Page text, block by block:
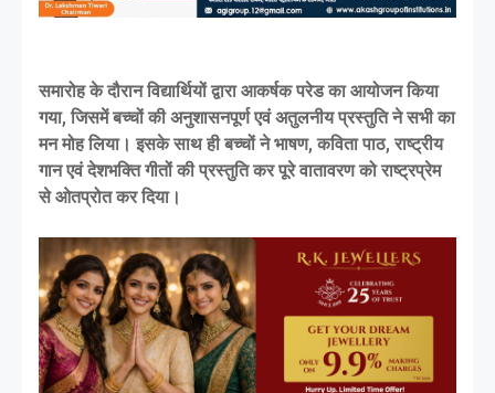
समारोह के दौरान विद्यार्थियों द्वारा आकर्षक परेड का आयोजन किया
गया, जिसमें बच्चों की अनुशासनपूर्ण एवं अतुलनीय प्रस्तुति ने सभी का
मन मोह लिया। इसके साथ ही बच्चों ने भाषण, कविता पाठ, राष्ट्रीय
गान एवं देशभक्ति गीतों की प्रस्तुति कर पूरे वातावरण को राष्ट्रप्रेम
से ओतप्रोत कर दिया।